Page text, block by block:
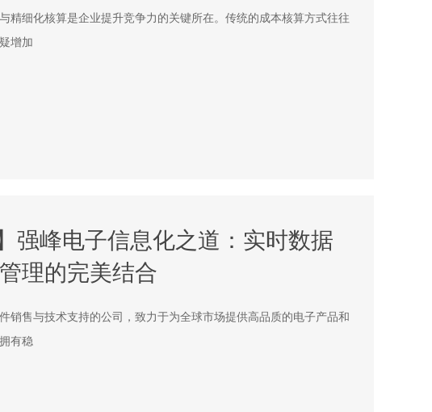
精细化核算是企业提升竞争力的关键所在。传统的成本核算方式往往
增加
强峰电子信息化之道：实时数据
理的完美结合
销售与技术支持的公司，致力于为全球市场提供高品质的电子产品和
有稳